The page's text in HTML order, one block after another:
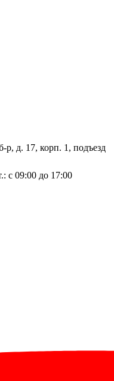
р, д. 17, корп. 1, подъезд
c 09:00 до 17:00